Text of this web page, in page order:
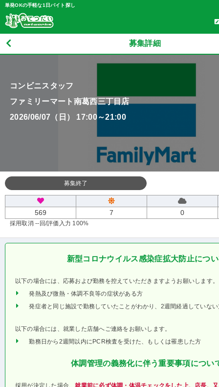
単発OKの手軽な1日バイト探し
募集詳細
コンビニスタッフ
ファミリーマート南葛西三丁目店
2026/06/07（日） 17:00～21:00
募集終了
569 7 0
採用取消 --回/評価入力 100%
新型コロナウイルス感染症拡大防止につ
以下の場合には、応募および勤務を控えていただきますようお願いします。
発熱及び微熱・体調不良等の症状がある方
発症者と同じ施設で勤務していたことがわかり、2週間経過していな
以下の場合には、就業した店舗へご連絡をお願いします。
勤務日から2週間以内にPCR検査を受けた、もしくは罹患した方
体調管理の義務化に伴う重要事項につい
採用が決定した場合、就業前に必ず体調・体温チェックをした上、店長、